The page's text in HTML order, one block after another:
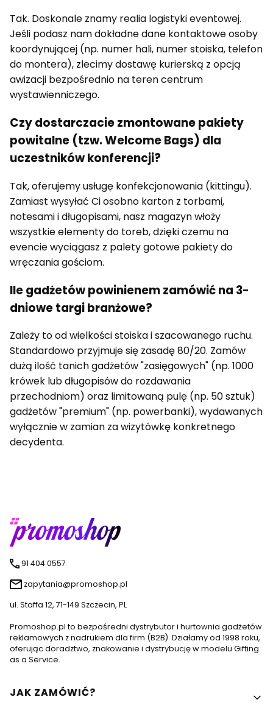
Tak. Doskonale znamy realia logistyki eventowej.
Jeśli podasz nam dokładne dane kontaktowe osoby
koordynującej (np. numer hali, numer stoiska, telefon
do montera), zlecimy dostawę kurierską z opcją
awizacji bezpośrednio na teren centrum
wystawienniczego.
Czy dostarczacie zmontowane pakiety
powitalne (tzw. Welcome Bags) dla
uczestników konferencji?
Tak, oferujemy usługę konfekcjonowania (kittingu).
Zamiast wysyłać Ci osobno karton z torbami,
notesami i długopisami, nasz magazyn włoży
wszystkie elementy do toreb, dzięki czemu na
evencie wyciągasz z palety gotowe pakiety do
wręczania gościom.
Ile gadżetów powinienem zamówić na 3-
dniowe targi branżowe?
Zależy to od wielkości stoiska i szacowanego ruchu.
Standardowo przyjmuje się zasadę 80/20. Zamów
dużą ilość tanich gadżetów "zasięgowych" (np. 1000
krówek lub długopisów do rozdawania
przechodniom) oraz limitowaną pulę (np. 50 sztuk)
gadżetów "premium" (np. powerbanki), wydawanych
wyłącznie w zamian za wizytówkę konkretnego
decydenta.
91 404 0557
zapytania@promoshop.pl
ul. Staffa 12, 71-149 Szczecin, PL
Promoshop.pl to bezpośredni dystrybutor i hurtownia gadżetów
reklamowych z nadrukiem dla firm (B2B). Działamy od 1998 roku,
oferując doradztwo, znakowanie i dystrybucję w modelu Gifting
as a Service.
Linki w stopce
JAK ZAMÓWIĆ?